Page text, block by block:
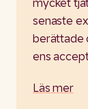
mycket
senaste
berättade
ens
Läs mer